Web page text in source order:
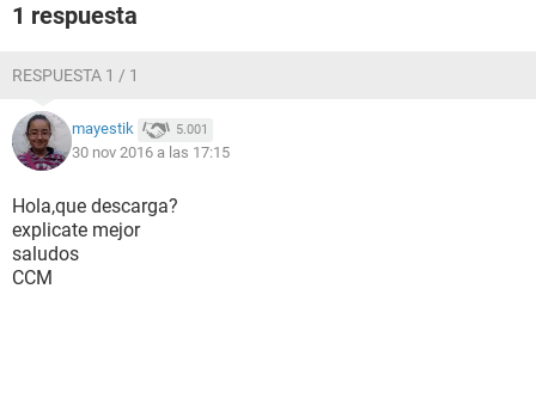
1 respuesta
RESPUESTA 1 / 1
mayestik 5.001
30 nov 2016 a las 17:15
Hola,que descarga?
explicate mejor
saludos
CCM